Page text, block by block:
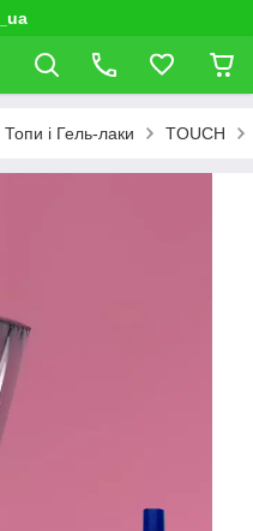
і Гель-лаки TOUCH